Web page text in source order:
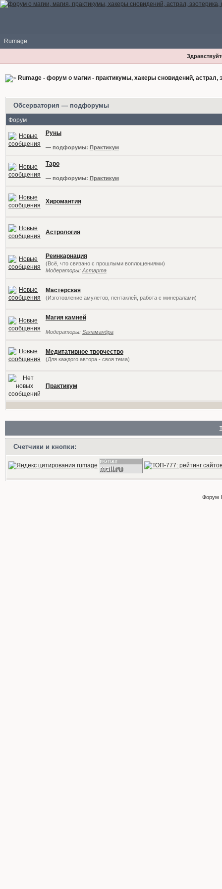
Rumage
Rumage - форум о магии - практикумы, хакеры сновидений, астрал,
Обсерватория — подфорумы
Форум
Руны
— подфорумы: Практикум
Таро
— подфорумы: Практикум
Хиромантия
Астрология
Реинкарнация
(Всё, что связано с прошлыми воплощениями)
Модераторы: Астарта
Мастерская
(Изготовление амулетов, пентаклей, работа с минералами)
Магия камней
Модераторы: Sаламандра
Медитативное творчество
(Для каждого автора - своя тема)
Практикум
Счетчики и кнопки:
Форум